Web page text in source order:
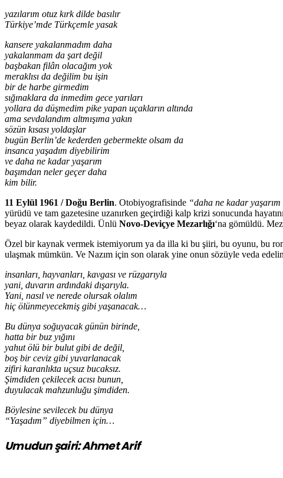
yazılarım otuz kırk dilde basılır
Türkiye’mde Türkçemle yasak
kansere yakalanmadım daha
yakalanmam da şart değil
başbakan filân olacağım yok
meraklısı da değilim bu işin
bir de harbe girmedim
sığınaklara da inmedim gece yarıları
yollara da düşmedim pike yapan uçakların altında
ama sevdalandım altmışıma yakın
sözün kısası yoldaşlar
bugün Berlin’de kederden gebermekte olsam da
insanca yaşadım diyebilirim
ve daha ne kadar yaşarım
başımdan neler geçer daha
kim bilir.
11 Eylül 1961 / Doğu Berlin. Otobiyografisinde “daha ne kadar
yürüdü ve tam gazetesine uzanırken geçirdiği kalp krizi sonucunda
beyaz olarak kaydedildi. Ünlü Novo-Deviçye Mezarlığı‘na gömüldü.
Özel bir kaynak vermek istemiyorum ya da illa ki bu şiiri, bu oyunu, bu
ulaşmak mümkün. Ve Nazım için son olarak yine onun sözüyle veda
insanları, hayvanları, kavgası ve rüzgarıyla
yani, duvarın ardındaki dışarıyla.
Yani, nasıl ve nerede olursak olalım
hiç ölünmeyecekmiş gibi yaşanacak…
Bu dünya soğuyacak günün birinde,
hatta bir buz yığını
yahut ölü bir bulut gibi de değil,
boş bir ceviz gibi yuvarlanacak
zifiri karanlıkta uçsuz bucaksız.
Şimdiden çekilecek acısı bunun,
duyulacak mahzunluğu şimdiden.
Böylesine sevilecek bu dünya
“Yaşadım” diyebilmen için…
Umudun şairi: Ahmet Arif